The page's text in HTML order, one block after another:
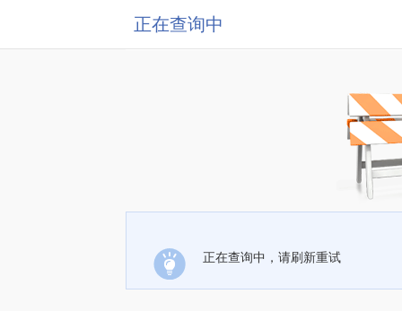
正在查询中
正在查询中，请刷新重试